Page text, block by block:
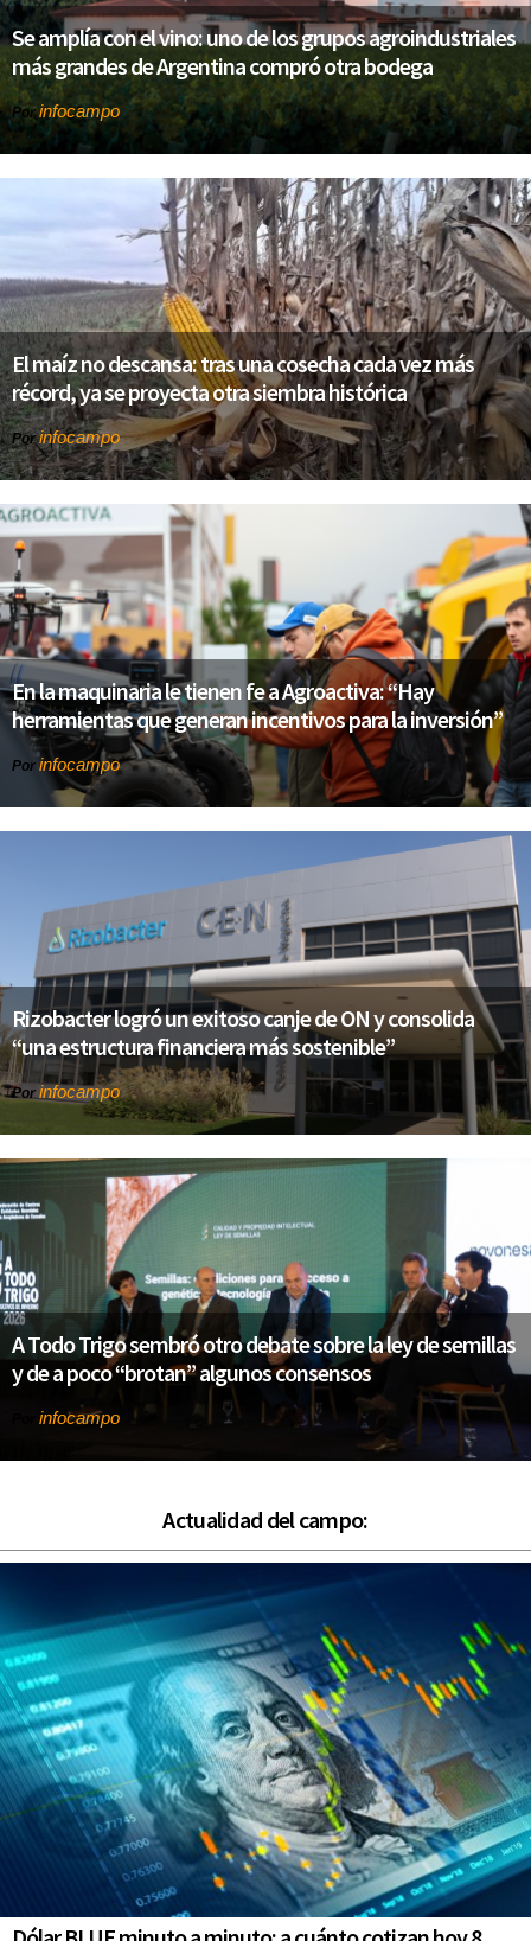
Se amplía con el vino: uno de los grupos agroindustriales
más grandes de Argentina compró otra bodega
Porinfocampo
El maíz no descansa: tras una cosecha cada vez más
récord, ya se proyecta otra siembra histórica
Porinfocampo
En la maquinaria le tienen fe a Agroactiva: “Hay
herramientas que generan incentivos para la inversión”
Por infocampo
Rizobacter logró un exitoso canje de ON y consolida
“una estructura financiera más sostenible”
Por infocampo
A Todo Trigo sembró otro debate sobre la ley de semillas
y de a poco “brotan” algunos consensos
infocampo
Actualidad del campo: